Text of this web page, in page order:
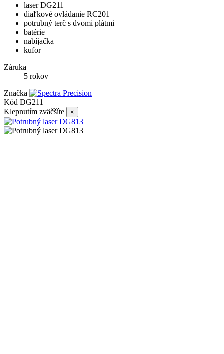
laser DG211
diaľkové ovládanie RC201
potrubný terč s dvomi plátmi
batérie
nabíjačka
kufor
Záruka
5 rokov
Značka
Kód DG211
Klepnutím zväčšíte
×